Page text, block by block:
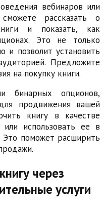
вебинаров или
рассказать о
и показать, как
Это не только
и позволит установить
Предложите
на покупку книги.
бинарных опционов,
продвижения вашей
книгу в качестве
использовать ее в
Это поможет расширить
через
услуги